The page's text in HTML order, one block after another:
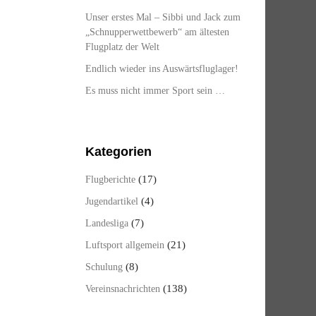
Unser erstes Mal – Sibbi und Jack zum
„Schnupperwettbewerb“ am ältesten
Flugplatz der Welt
Endlich wieder ins Auswärtsfluglager!
Es muss nicht immer Sport sein …
Kategorien
Flugberichte (17)
Jugendartikel (4)
Landesliga (7)
Luftsport allgemein (21)
Schulung (8)
Vereinsnachrichten (138)